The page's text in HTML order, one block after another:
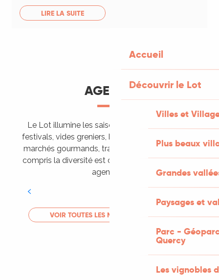
Accueil
Découvrir le Lot
Villes et
Plus beaux
Grandes
Paysages et
Parc -
Quercy
Les vignobles
LIRE LA SUITE
AGENDA
Le Lot illumine les saisons de ses animations :
festivals, vides greniers, brocantes, fêtes votives,
marchés gourmands, trails sportifs… Vous l’aurez
compris la diversité est de mise, alors tous à vos
agendas !
LIRE LA SUITE
VOIR TOUTES LES MANIFESTATIONS